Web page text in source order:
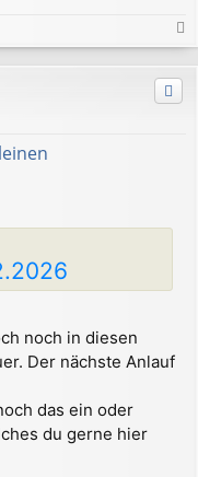
a
c
noch in diesen
Der nächste Anlauf
das ein oder
du gerne hier